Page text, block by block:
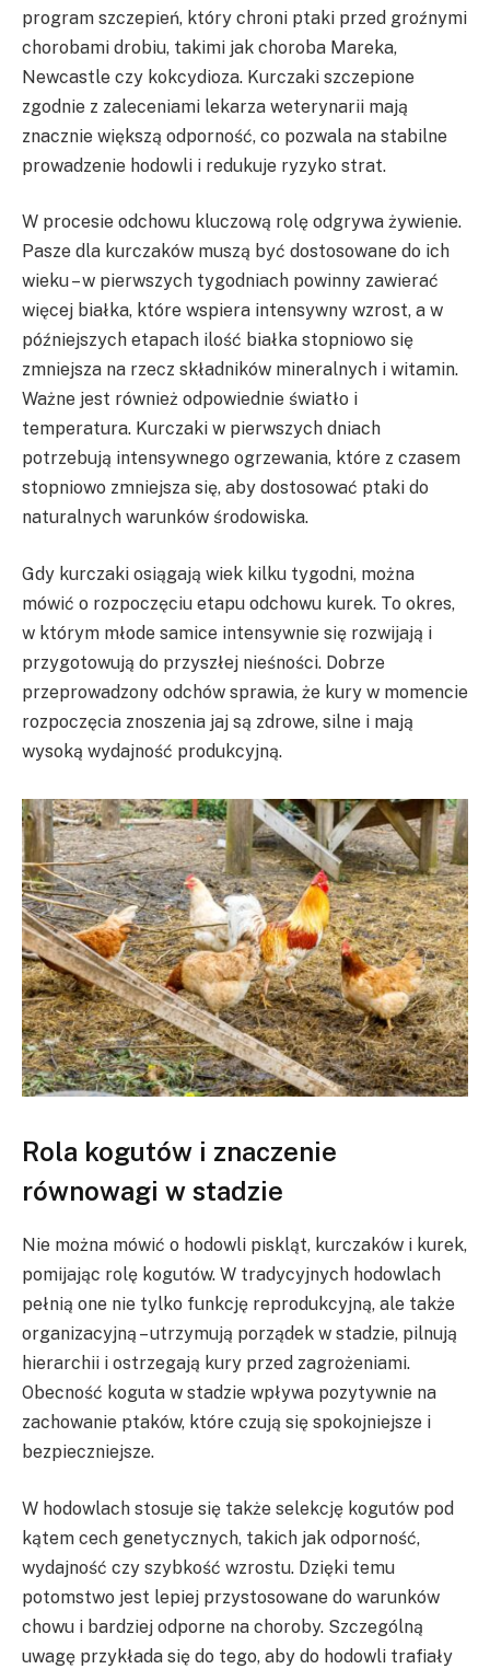
program szczepień, który chroni ptaki przed groźnymi
chorobami drobiu, takimi jak choroba Mareka,
Newcastle czy kokcydioza. Kurczaki szczepione
zgodnie z zaleceniami lekarza weterynarii mają
znacznie większą odporność, co pozwala na stabilne
prowadzenie hodowli i redukuje ryzyko strat.
W procesie odchowu kluczową rolę odgrywa żywienie.
Pasze dla kurczaków muszą być dostosowane do ich
wieku – w pierwszych tygodniach powinny zawierać
więcej białka, które wspiera intensywny wzrost, a w
późniejszych etapach ilość białka stopniowo się
zmniejsza na rzecz składników mineralnych i witamin.
Ważne jest również odpowiednie światło i
temperatura. Kurczaki w pierwszych dniach
potrzebują intensywnego ogrzewania, które z czasem
stopniowo zmniejsza się, aby dostosować ptaki do
naturalnych warunków środowiska.
Gdy kurczaki osiągają wiek kilku tygodni, można
mówić o rozpoczęciu etapu odchowu kurek. To okres,
w którym młode samice intensywnie się rozwijają i
przygotowują do przyszłej nieśności. Dobrze
przeprowadzony odchów sprawia, że kury w momencie
rozpoczęcia znoszenia jaj są zdrowe, silne i mają
wysoką wydajność produkcyjną.
Rola kogutów i znaczenie
równowagi w stadzie
Nie można mówić o hodowli piskląt, kurczaków i kurek,
pomijając rolę kogutów. W tradycyjnych hodowlach
pełnią one nie tylko funkcję reprodukcyjną, ale także
organizacyjną – utrzymują porządek w stadzie, pilnują
hierarchii i ostrzegają kury przed zagrożeniami.
Obecność koguta w stadzie wpływa pozytywnie na
zachowanie ptaków, które czują się spokojniejsze i
bezpieczniejsze.
W hodowlach stosuje się także selekcję kogutów pod
kątem cech genetycznych, takich jak odporność,
wydajność czy szybkość wzrostu. Dzięki temu
potomstwo jest lepiej przystosowane do warunków
chowu i bardziej odporne na choroby. Szczególną
uwagę przykłada się do tego, aby do hodowli trafiały